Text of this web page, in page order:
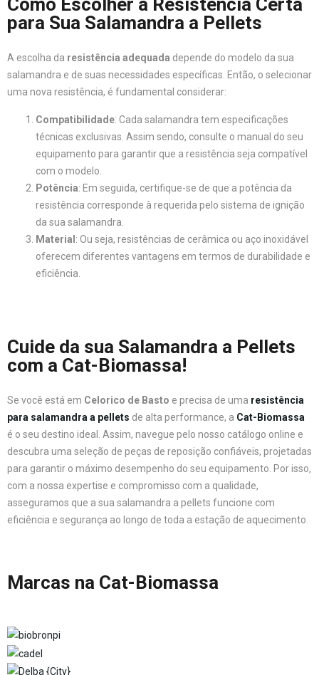
Como Escolher a Resistência Certa
para Sua Salamandra a Pellets
A escolha da resistência adequada depende do modelo da sua
salamandra e de suas necessidades específicas. Então, o selecionar
uma nova resistência, é fundamental considerar:
Compatibilidade: Cada salamandra tem especificações
técnicas exclusivas. Assim sendo, consulte o manual do seu
equipamento para garantir que a resistência seja compatível
com o modelo.
Potência: Em seguida, certifique-se de que a potência da
resistência corresponde à requerida pelo sistema de ignição
da sua salamandra.
Material : Ou seja, resistências de cerâmica ou aço inoxidável
oferecem diferentes vantagens em termos de durabilidade e
eficiência.
Cuide da sua Salamandra a Pellets
com a Cat-Biomassa!
Se você está em Celorico de Basto e precisa de uma resistência
para salamandra a pellets de alta performance, a Cat-Biomassa
é o seu destino ideal. Assim, navegue pelo nosso catálogo online e
descubra uma seleção de peças de reposição confiáveis, projetadas
para garantir o máximo desempenho do seu equipamento. Por isso,
com a nossa expertise e compromisso com a qualidade,
asseguramos que a sua salamandra a pellets funcione com
eficiência e segurança ao longo de toda a estação de aquecimento.
Marcas na Cat-Biomassa